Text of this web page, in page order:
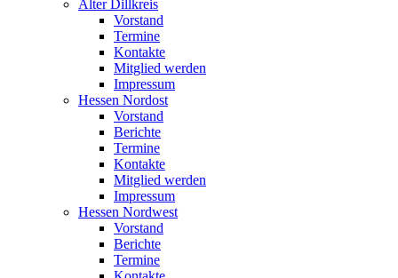
Alter Dillkreis
Vorstand
Termine
Kontakte
Mitglied werden
Impressum
Hessen Nordost
Vorstand
Berichte
Termine
Kontakte
Mitglied werden
Impressum
Hessen Nordwest
Vorstand
Berichte
Termine